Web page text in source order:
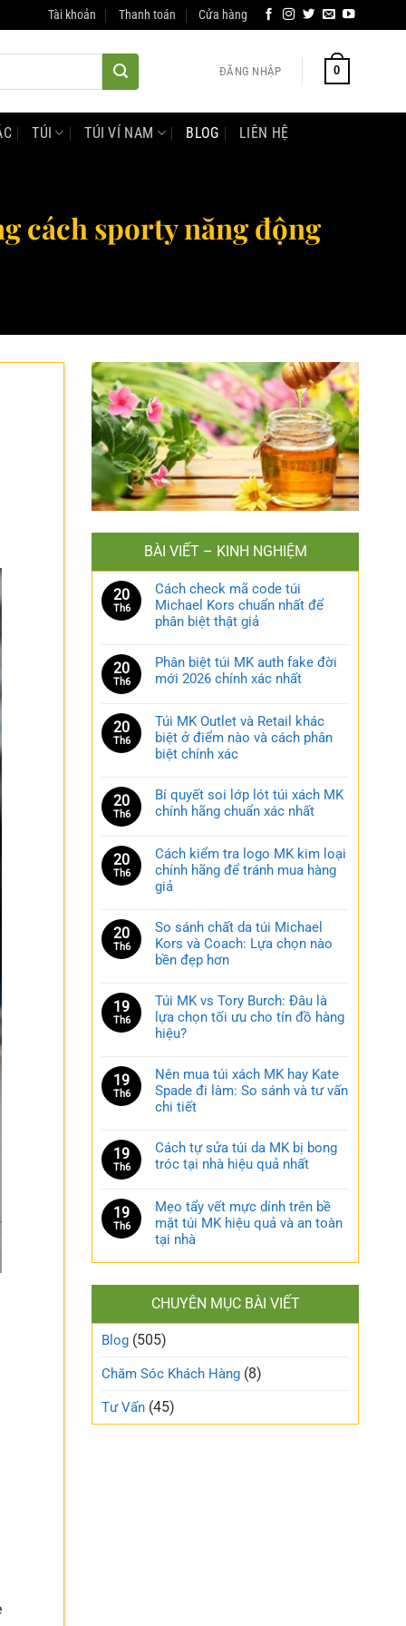
Tài khoản Thanh toán Cửa hàng
ĐĂNG NHẬP 0
TÚI TÚI VÍ NAM BLOG LIÊN HỆ
cách sporty năng động
BÀI VIẾT – KINH NGHIỆM
20
Th6
Cách check mã code túi
Michael Kors chuẩn nhất để
phân biệt thật giả
20
Th6
Phân biệt túi MK auth fake đời
mới 2026 chính xác nhất
20
Th6
Túi MK Outlet và Retail khác
biệt ở điểm nào và cách phân
biệt chính xác
20
Th6
Bí quyết soi lớp lót túi xách MK
chính hãng chuẩn xác nhất
20
Th6
Cách kiểm tra logo MK kim loại
chính hãng để tránh mua hàng
giả
20
Th6
So sánh chất da túi Michael
Kors và Coach: Lựa chọn nào
bền đẹp hơn
19
Th6
Túi MK vs Tory Burch: Đâu là
lựa chọn tối ưu cho tín đồ hàng
hiệu?
19
Th6
Nên mua túi xách MK hay Kate
Spade đi làm: So sánh và tư vấn
chi tiết
19
Th6
Cách tự sửa túi da MK bị bong
tróc tại nhà hiệu quả nhất
19
Th6
Mẹo tẩy vết mực dính trên bề
mặt túi MK hiệu quả và an toàn
tại nhà
CHUYÊN MỤC BÀI VIẾT
Blog (505)
Chăm Sóc Khách Hàng (8)
Tư Vấn (45)